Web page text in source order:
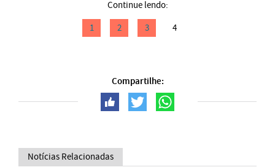
Continue lendo:
1
2 3 4
Compartilhe:
Notícias Relacionadas